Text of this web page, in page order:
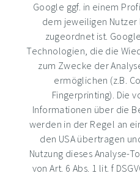
Google ggf. in einem
dem jeweiligen Nutzer
zugeordnet ist.
Technologien, die die
zum Zwecke der
ermöglichen (z.B.
Fingerprinting). Die
Informationen über die
werden in der Regel an
den USA übertragen
Nutzung dieses Analyse-
von Art. 6 Abs. 1 lit. f